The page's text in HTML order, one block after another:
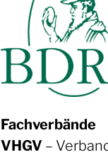
Fachverbände
VHGV –